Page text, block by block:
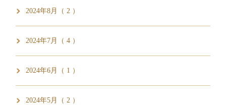
2024年8月（ 2 ）
2024年7月（ 4 ）
2024年6月（ 1 ）
2024年5月（ 2 ）